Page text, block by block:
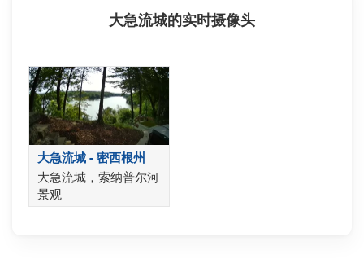
大急流城的实时摄像头
大急流城 - 密西根州
大急流城，索纳普尔河
景观